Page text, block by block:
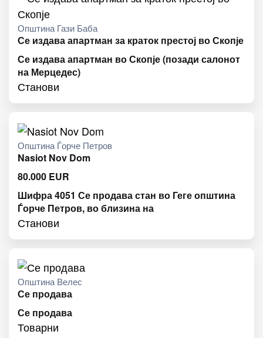
Општина Гази Баба
Се издава апартман за краток престој во Скопје
Се издава апартман во Скопје (позади салонот
на Мерцедес)
Станови
Општина Ѓорче Петров
Nasiot Nov Dom
80.000 EUR
Шифра 4051 Се продава стан во Геге општина
Ѓорче Петров, во близина на
Станови
Општина Велес
Се продава
Се продава
Товарни